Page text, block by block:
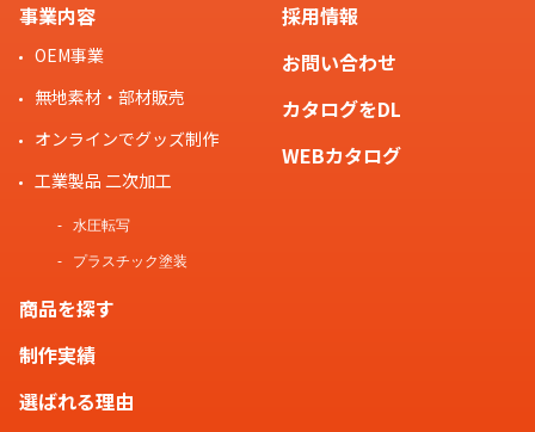
事業内容
OEM事業
無地素材・部材販売
オンラインでグッズ制作
工業製品 二次加工
水圧転写
プラスチック塗装
商品を探す
制作実績
選ばれる理由
採用情報
お問い合わせ
カタログをDL
WEBカタログ